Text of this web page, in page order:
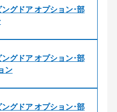
グドア オプション･部
グドア オプション･部
ン
グドア オプション･部